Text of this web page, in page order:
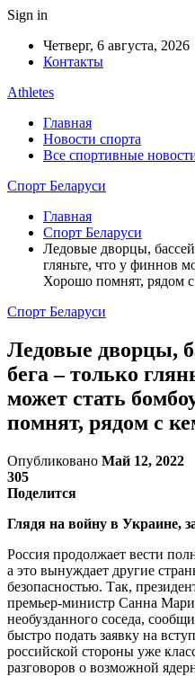
Sign in
Четверг, 6 августа, 2026
Контакты
Athletes
Главная
Новости спорта
Все спортивные
Спорт Беларуси
Главная
Спорт Беларуси
Ледовые дворцы,
гляньте, что у финнов
Хорошо помнят, рядом
Спорт Беларуси
Ледовые дворцы,
бега – только
может стать
помнят, рядом с
Опубликовано Май 12, 2022
305
Поделится
Глядя на войну в Украине,
Россия продолжает вести
а это вынуждает другие
безопасностью. Так,
премьер-министр Санна
необузданного соседа,
быстро подать заявку на
российской стороны уже
разговоров о возможной